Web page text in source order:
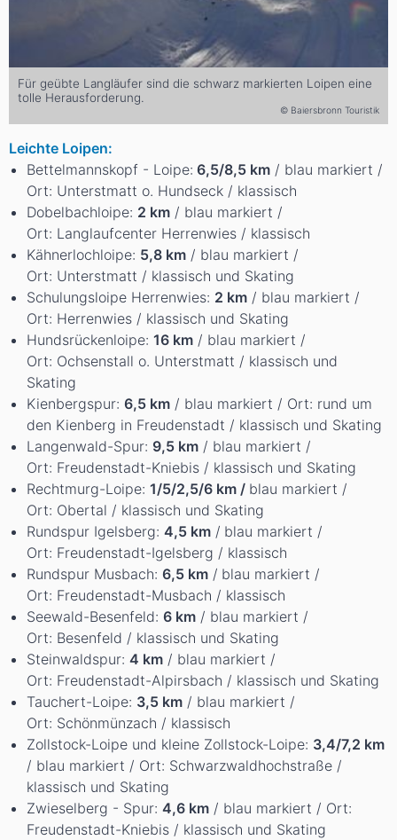
Für geübte Langläufer sind die schwarz markierten Loipen eine
tolle Herausforderung.
© Baiersbronn Touristik
Leichte Loipen:
Bettelmannskopf - Loipe: 6,5/8,5 km / blau markiert /
Ort: Unterstmatt o. Hundseck / klassisch
Dobelbachloipe: 2 km / blau markiert /
Ort: Langlaufcenter Herrenwies / klassisch
Kähnerlochloipe: 5,8 km / blau markiert /
Ort: Unterstmatt / klassisch und Skating
Schulungsloipe Herrenwies: 2 km / blau markiert /
Ort: Herrenwies / klassisch und Skating
Hundsrückenloipe: 16 km / blau markiert /
Ort: Ochsenstall o. Unterstmatt / klassisch und
Skating
Kienbergspur: 6,5 km / blau markiert / Ort: rund um
den Kienberg in Freudenstadt / klassisch und Skating
Langenwald-Spur: 9,5 km / blau markiert /
Ort: Freudenstadt-Kniebis / klassisch und Skating
Rechtmurg-Loipe: 1/5/2,5/6 km / blau markiert /
Ort: Obertal / klassisch und Skating
Rundspur Igelsberg: 4,5 km / blau markiert /
Ort: Freudenstadt-Igelsberg / klassisch
Rundspur Musbach: 6,5 km / blau markiert /
Ort: Freudenstadt-Musbach / klassisch
Seewald-Besenfeld: 6 km / blau markiert /
Ort: Besenfeld / klassisch und Skating
Steinwaldspur: 4 km / blau markiert /
Ort: Freudenstadt-Alpirsbach / klassisch und Skating
Tauchert-Loipe: 3,5 km / blau markiert /
Ort: Schönmünzach / klassisch
Zollstock-Loipe und kleine Zollstock-Loipe: 3,4/7,2 km
/ blau markiert / Ort: Schwarzwaldhochstraße /
klassisch und Skating
Zwieselberg - Spur: 4,6 km / blau markiert / Ort:
Freudenstadt-Kniebis / klassisch und Skating